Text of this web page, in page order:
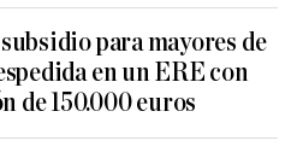
para mayores de
en un ERE con
de 150.000 euros